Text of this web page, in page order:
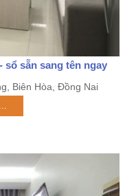
sổ sẵn sang tên ngay
Biên Hòa, Đồng Nai